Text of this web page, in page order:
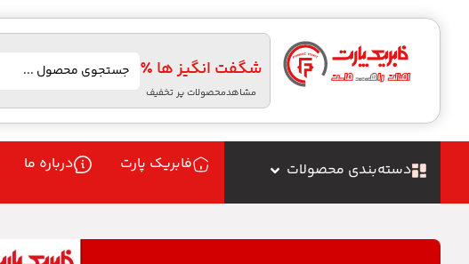
شگفت انگیز ها ٪
مشاهدمحصولات پر تخفیف
دسته‌بندی محصولات فابریک پارت درباره ما